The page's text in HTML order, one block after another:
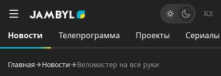
KZ
Новости Телепрограмма Проекты Сериалы
Главная Новости Веломастер на все руки